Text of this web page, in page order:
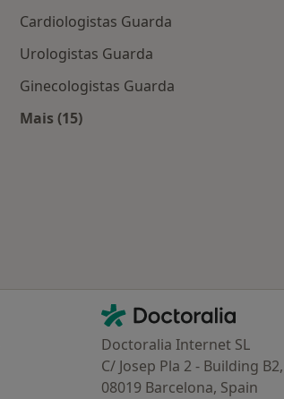
Cardiologistas Guarda
Urologistas Guarda
Ginecologistas Guarda
Mais (15)
Contacto
Doctoralia - Homepage
Doctoralia Internet SL
C/ Josep Pla 2 - Building
08019 Barcelona, Spain